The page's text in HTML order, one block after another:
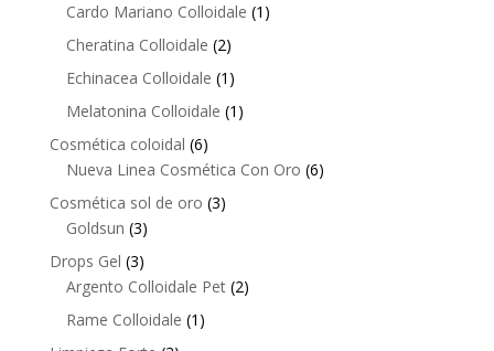
Cardo Mariano Colloidale 1 1
Cheratina Colloidale 22
products
Echinacea Colloidale 1 1
product
Melatonina Colloidale 1 1
Cosmética coloidal 66
products
Nueva Linea Cosmética Con Oro 66
Cosmética sol de oro 33
Goldsun 33
products
Drops Gel 33
products
Argento Colloidale Pet 22
Rame Colloidale 1 1